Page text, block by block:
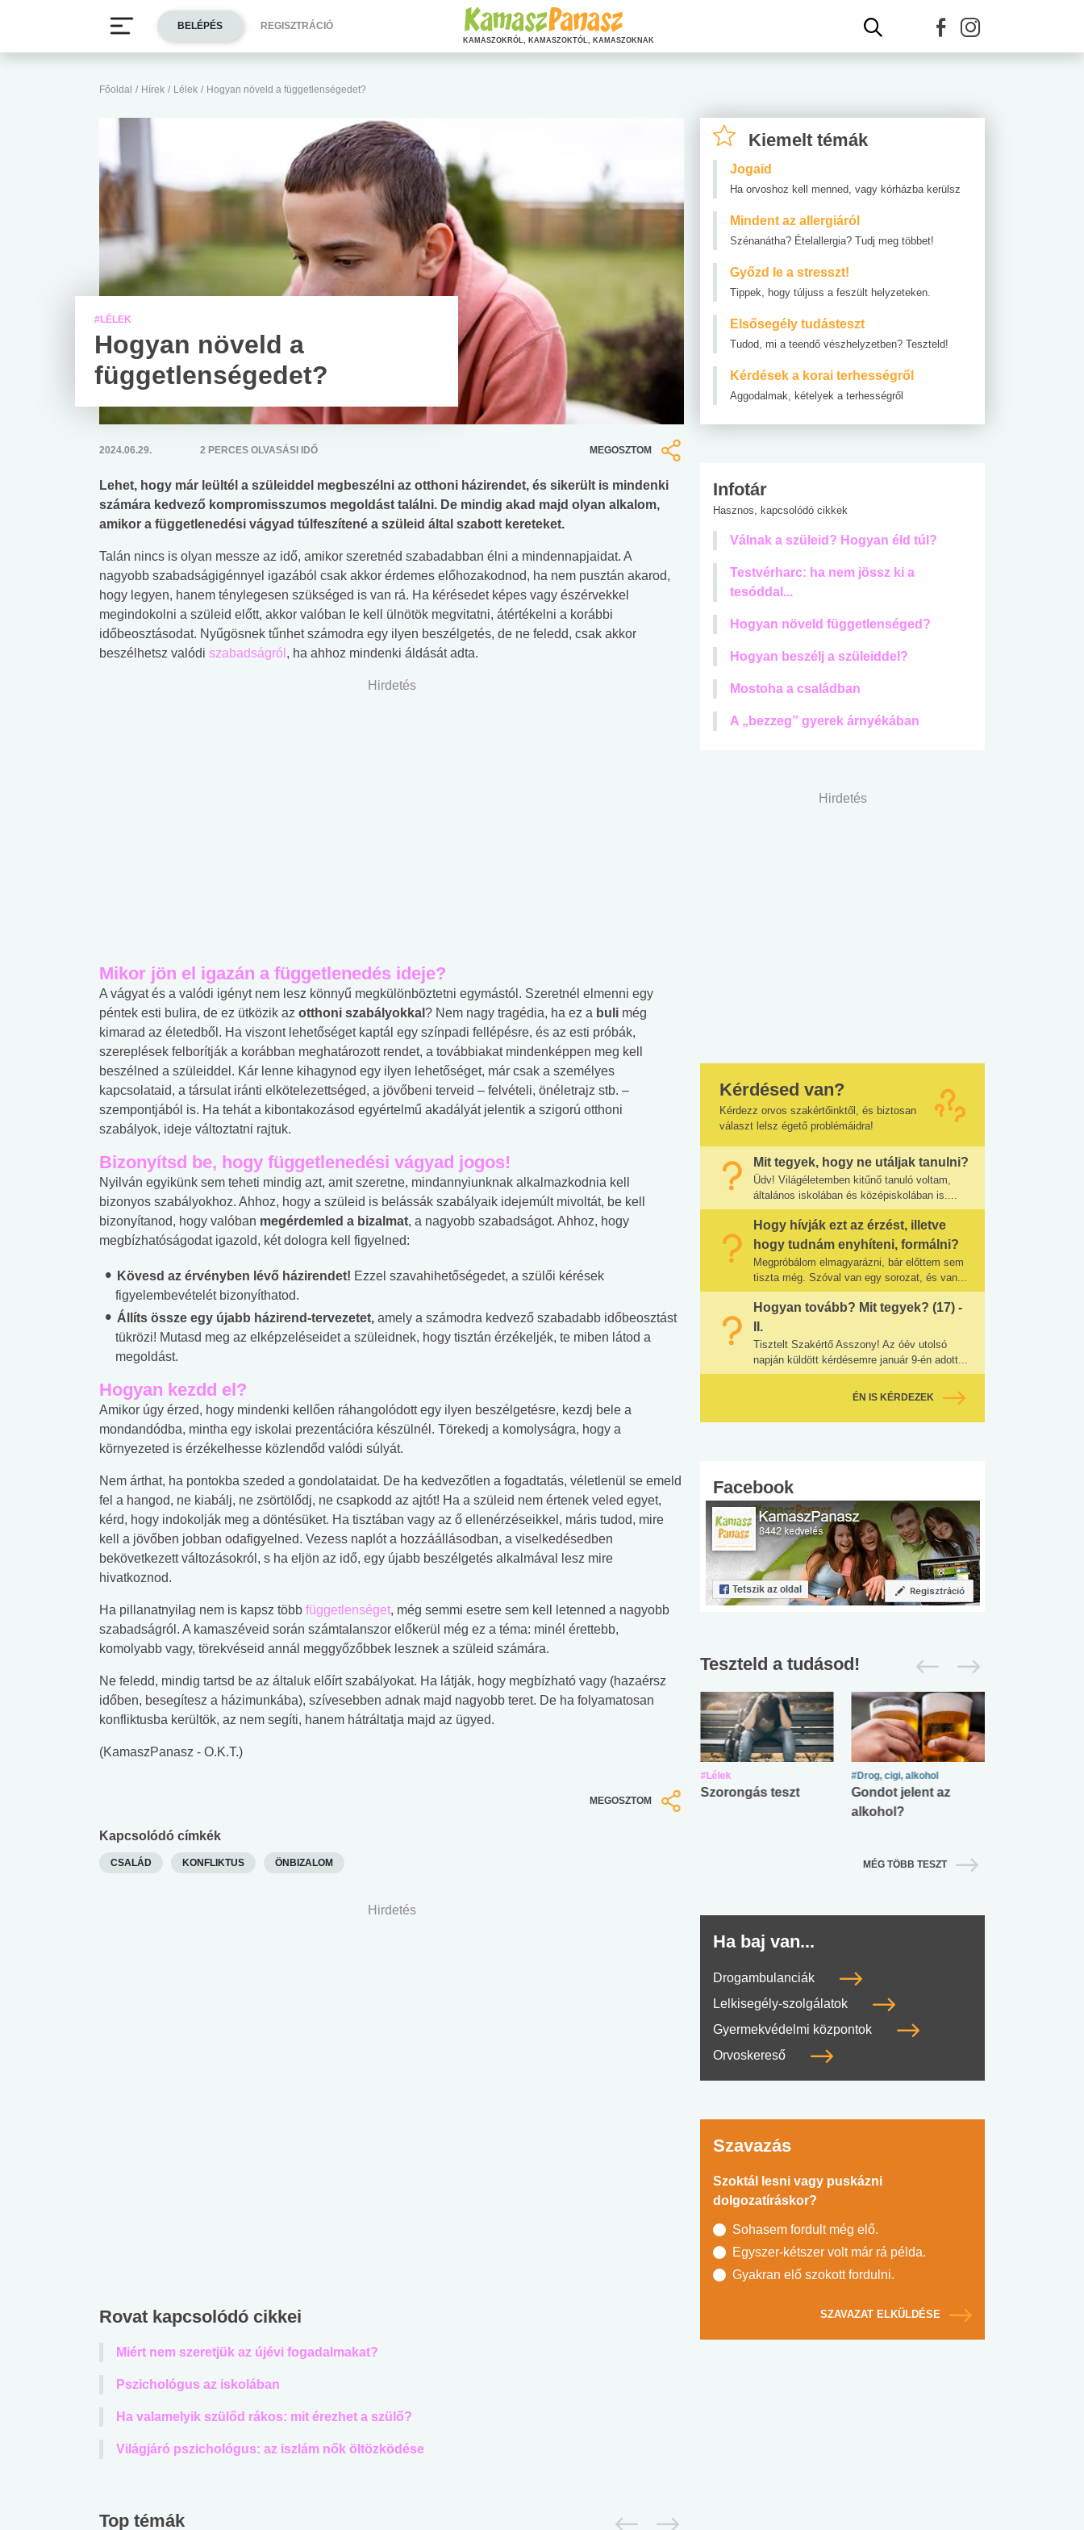
Főoldal / Hírek / Lélek / Hogyan növeld a függetlenségedet?
#LÉLEK
Hogyan növeld a
függetlenségedet?
2024.06.29. 2 PERCES OLVASÁSI IDŐ MEGOSZTOM
Lehet, hogy már leültél a szüleiddel megbeszélni az otthoni házirendet, és sikerült is mindenki
számára kedvező kompromisszumos megoldást találni. De mindig akad majd olyan alkalom,
amikor a függetlenedési vágyad túlfeszítené a szüleid által szabott kereteket.
Talán nincs is olyan messze az idő, amikor szeretnéd szabadabban élni a mindennapjaidat. A
nagyobb szabadságigénnyel igazából csak akkor érdemes előhozakodnod, ha nem pusztán akarod,
hogy legyen, hanem ténylegesen szükséged is van rá. Ha kérésedet képes vagy észérvekkel
megindokolni a szüleid előtt, akkor valóban le kell ülnötök megvitatni, átértékelni a korábbi
időbeosztásodat. Nyűgösnek tűnhet számodra egy ilyen beszélgetés, de ne feledd, csak akkor
beszélhetsz valódi szabadságról , ha ahhoz mindenki áldását adta.
Hirdetés
Mikor jön el igazán a függetlenedés ideje?
A vágyat és a valódi igényt nem lesz könnyű megkülönböztetni egymástól. Szeretnél elmenni egy
péntek esti bulira, de ez ütközik az otthoni szabályokkal ? Nem nagy tragédia, ha ez a buli még
kimarad az életedből. Ha viszont lehetőséget kaptál egy színpadi fellépésre, és az esti próbák,
szereplések felborítják a korábban meghatározott rendet, a továbbiakat mindenképpen meg kell
beszélned a szüleiddel. Kár lenne kihagynod egy ilyen lehetőséget, már csak a személyes
kapcsolataid, a társulat iránti elkötelezettséged, a jövőbeni terveid – felvételi, önéletrajz stb. –
szempontjából is. Ha tehát a kibontakozásod egyértelmű akadályát jelentik a szigorú otthoni
szabályok, ideje változtatni rajtuk.
Bizonyítsd be, hogy függetlenedési vágyad jogos!
Nyilván egyikünk sem teheti mindig azt, amit szeretne, mindannyiunknak alkalmazkodnia kell
bizonyos szabályokhoz. Ahhoz, hogy a szüleid is belássák szabályaik idejemúlt mivoltát, be kell
bizonyítanod, hogy valóban megérdemled a bizalmat, a nagyobb szabadságot. Ahhoz, hogy
megbízhatóságodat igazold, két dologra kell figyelned:
Kövesd az érvényben lévő házirendet! Ezzel szavahihetőségedet, a szülői kérések
figyelembevételét bizonyíthatod.
Állíts össze egy újabb házirend-tervezetet, amely a számodra kedvező szabadabb időbeosztást
tükrözi! Mutasd meg az elképzeléseidet a szüleidnek, hogy tisztán érzékeljék, te miben látod a
megoldást.
Hogyan kezdd el?
Amikor úgy érzed, hogy mindenki kellően ráhangolódott egy ilyen beszélgetésre, kezdj bele a
mondandódba, mintha egy iskolai prezentációra készülnél. Törekedj a komolyságra, hogy a
környezeted is érzékelhesse közlendőd valódi súlyát.
Nem árthat, ha pontokba szeded a gondolataidat. De ha kedvezőtlen a fogadtatás, véletlenül se emeld
fel a hangod, ne kiabálj, ne zsörtölődj, ne csapkodd az ajtót! Ha a szüleid nem értenek veled egyet,
kérd, hogy indokolják meg a döntésüket. Ha tisztában vagy az ő ellenérzéseikkel, máris tudod, mire
kell a jövőben jobban odafigyelned. Vezess naplót a hozzáállásodban, a viselkedésedben
bekövetkezett változásokról, s ha eljön az idő, egy újabb beszélgetés alkalmával lesz mire
hivatkoznod.
Ha pillanatnyilag nem is kapsz több függetlenséget, még semmi esetre sem kell letenned a nagyobb
szabadságról. A kamaszéveid során számtalanszor előkerül még ez a téma: minél érettebb,
komolyabb vagy, törekvéseid annál meggyőzőbbek lesznek a szüleid számára.
Ne feledd, mindig tartsd be az általuk előírt szabályokat. Ha látják, hogy megbízható vagy (hazaérsz
időben, besegítesz a házimunkába), szívesebben adnak majd nagyobb teret. De ha folyamatosan
konfliktusba kerültök, az nem segíti, hanem hátráltatja majd az ügyed.
(KamaszPanasz - O.K.T.)
MEGOSZTOM
Kapcsolódó címkék
CSALÁD KONFLIKTUS ÖNBIZALOM
Hirdetés
Rovat kapcsolódó cikkei
Miért nem szeretjük az újévi fogadalmakat?
Pszichológus az iskolában
Ha valamelyik szülőd rákos: mit érezhet a szülő?
Világjáró pszichológus: az iszlám nők öltözködése
Top témák
Kiemelt témák
Jogaid
Ha orvoshoz kell menned, vagy kórházba kerülsz
Mindent az allergiáról
Szénanátha? Ételallergia? Tudj meg többet!
Győzd le a stresszt!
Tippek, hogy túljuss a feszült helyzeteken.
Elsősegély tudásteszt
Tudod, mi a teendő vészhelyzetben? Teszteld!
Kérdések a korai terhességről
Aggodalmak, kételyek a terhességről
Infotár
Hasznos, kapcsolódó cikkek
Válnak a szüleid? Hogyan éld túl?
Testvérharc: ha nem jössz ki a
tesóddal...
Hogyan növeld függetlenséged?
Hogyan beszélj a szüleiddel?
Mostoha a családban
A „bezzeg” gyerek árnyékában
Hirdetés
Kérdésed van?
Kérdezz orvos szakértőinktől, és biztosan
választ lelsz égető problémáidra!
Mit tegyek, hogy ne utáljak tanulni?
Üdv! Világéletemben kitűnő tanuló voltam,
általános iskolában és középiskolában is....
Hogy hívják ezt az érzést, illetve
hogy tudnám enyhíteni, formálni?
Megpróbálom elmagyarázni, bár előttem sem
tiszta még. Szóval van egy sorozat, és van...
Hogyan tovább? Mit tegyek? (17) -
II.
Tisztelt Szakértő Asszony! Az óév utolsó
napján küldött kérdésemre január 9-én adott...
ÉN IS KÉRDEZEK
Facebook
Teszteld a tudásod!
#Lélek
Szorongás teszt
#Drog, cigi, alkohol
Gondot jelent az
alkohol?
MÉG TÖBB TESZT
Ha baj van...
Drogambulanciák
Lelkisegély-szolgálatok
Gyermekvédelmi központok
Orvoskereső
Szavazás
Szoktál lesni vagy puskázni
dolgozatíráskor?
Sohasem fordult még elő.
Egyszer-kétszer volt már rá példa.
Gyakran elő szokott fordulni.
SZAVAZAT ELKÜLDÉSE
BELÉPÉS REGISZTRÁCIÓ
KAMASZOKRÓL, KAMASZOKTÓL, KAMASZOKNAK